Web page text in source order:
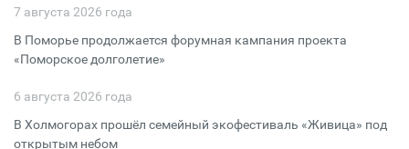
7 августа 2026 года
В Поморье продолжается форумная кампания проекта
«Поморское долголетие»
6 августа 2026 года
В Холмогорах прошёл семейный экофестиваль «Живица» под
открытым небом